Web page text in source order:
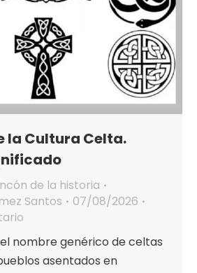
la Cultura Celta.
de la historia
Santos
07/08/2026
nombre genérico de celtas
asentados en